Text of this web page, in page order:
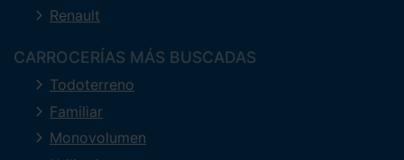
Renault
CARROCERÍAS MÁS BUSCADAS
Todoterreno
Familiar
Monovolumen